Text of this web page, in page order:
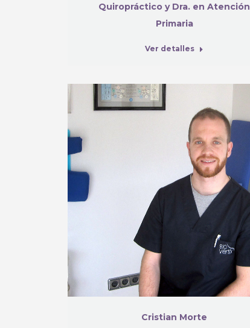
Quiropráctico y Dra. en Atención
Primaria
Ver detalles
Cristian Morte